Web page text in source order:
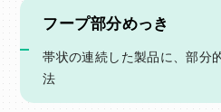
フープ部分めっき
帯状の連続した製品に、部分
法